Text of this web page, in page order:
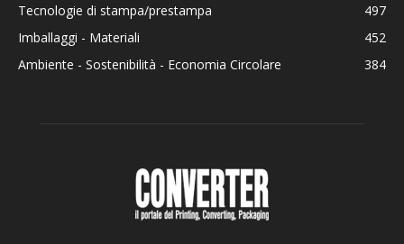
Tecnologie di stampa/prestampa
497
Imballaggi - Materiali
452
Ambiente - Sostenibilità - Economia Circolare
384